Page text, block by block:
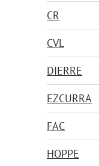
CR
CVL
DIERRE
EZCURRA
FAC
HOPPE